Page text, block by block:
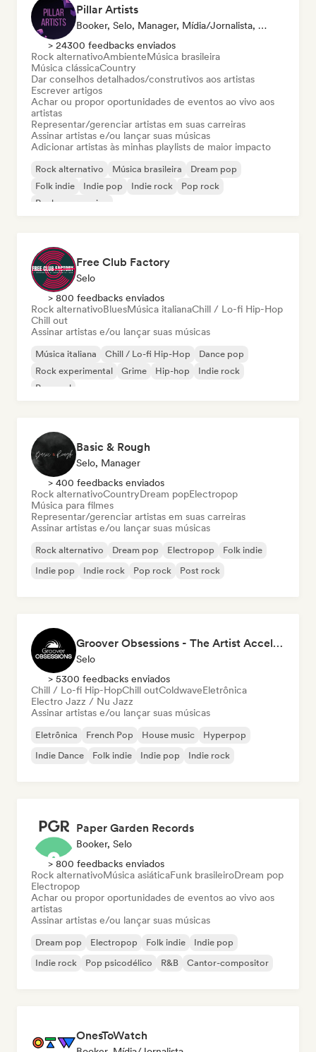
Pillar Artists
Booker, Selo, Manager, Mídia/Jornalista, Mentor, Playlist
> 24300 feedbacks enviados
Rock alternativoAmbienteMúsica brasileira
Música clássicaCountry
Dar conselhos detalhados/construtivos aos artistas
Escrever artigos
Achar ou propor oportunidades de eventos ao vivo aos
artistas
Representar/gerenciar artistas em suas carreiras
Assinar artistas e/ou lançar suas músicas
Adicionar artistas às minhas playlists de maior impacto
Rock alternativo Música brasileira
Dream pop
Folk indie
Indie pop Indie rock
Pop rock
Rock progressivo
Free Club Factory
Selo
> 800 feedbacks enviados
Rock alternativoBluesMúsica italianaChill / Lo-fi Hip-Hop
Chill out
Assinar artistas e/ou lançar suas músicas
Música italiana Chill / Lo-fi Hip-Hop
Dance pop
Rock experimental
Grime Hip-hop
Indie rock
Pop soul
Basic & Rough
Selo, Manager
> 400 feedbacks enviados
Rock alternativoCountryDream popElectropop
Música para filmes
Representar/gerenciar artistas em suas carreiras
Assinar artistas e/ou lançar suas músicas
Rock alternativo Dream pop Electropop
Folk indie
Indie pop
Indie rock Pop rock Post rock
Groover Obsessions - The Artist Accelerator
Selo
> 5300 feedbacks enviados
Chill / Lo-fi Hip-HopChill outColdwaveEletrônica
Electro Jazz / Nu Jazz
Assinar artistas e/ou lançar suas músicas
Eletrônica French Pop House music
Hyperpop
Indie Dance
Folk indie Indie pop Indie rock
Paper Garden Records
Booker, Selo
> 800 feedbacks enviados
Rock alternativoMúsica asiáticaFunk brasileiroDream pop
Electropop
Achar ou propor oportunidades de eventos ao vivo aos
artistas
Assinar artistas e/ou lançar suas músicas
Dream pop Electropop Folk indie
Indie pop
Indie rock
Pop psicodélico R&B Cantor-compositor
OnesToWatch